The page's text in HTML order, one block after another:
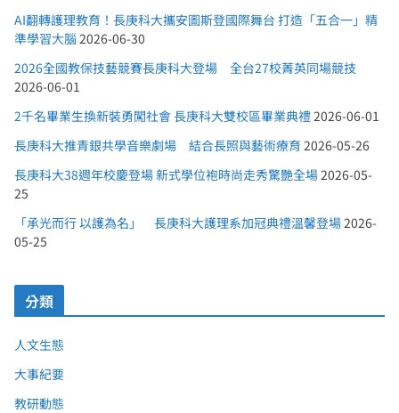
AI翻轉護理教育！長庚科大攜安圖斯登國際舞台 打造「五合一」精
準學習大腦 2026-06-30
2026全國教保技藝競賽長庚科大登場 全台27校菁英同場競技
2026-06-01
2千名畢業生換新裝勇闖社會 長庚科大雙校區畢業典禮2026-06-01
長庚科大推青銀共學音樂劇場 結合長照與藝術療育 2026-05-26
長庚科大38週年校慶登場 新式學位袍時尚走秀驚艷全場2026-05-
25
「承光而行 以護為名」 長庚科大護理系加冠典禮溫馨登場2026-
05-25
分類
人文生態
大事紀要
教研動態